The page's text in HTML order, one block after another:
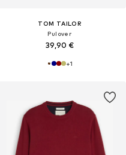
TOM TAILOR
Pulover
39,90 €
+1